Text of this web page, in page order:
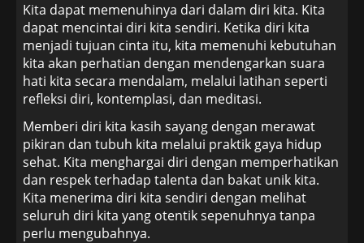
Kita dapat memenuhinya dari dalam diri kita. Kita
dapat mencintai diri kita sendiri. Ketika diri kita
menjadi tujuan cinta itu, kita memenuhi kebutuhan
kita akan perhatian dengan mendengarkan suara
hati kita secara mendalam, melalui latihan seperti
refleksi diri, kontemplasi, dan meditasi.
Memberi diri kita kasih sayang dengan merawat
pikiran dan tubuh kita melalui praktik gaya hidup
sehat. Kita menghargai diri dengan memperhatikan
dan respek terhadap talenta dan bakat unik kita.
Kita menerima diri kita sendiri dengan melihat
seluruh diri kita yang otentik sepenuhnya tanpa
perlu mengubahnya.